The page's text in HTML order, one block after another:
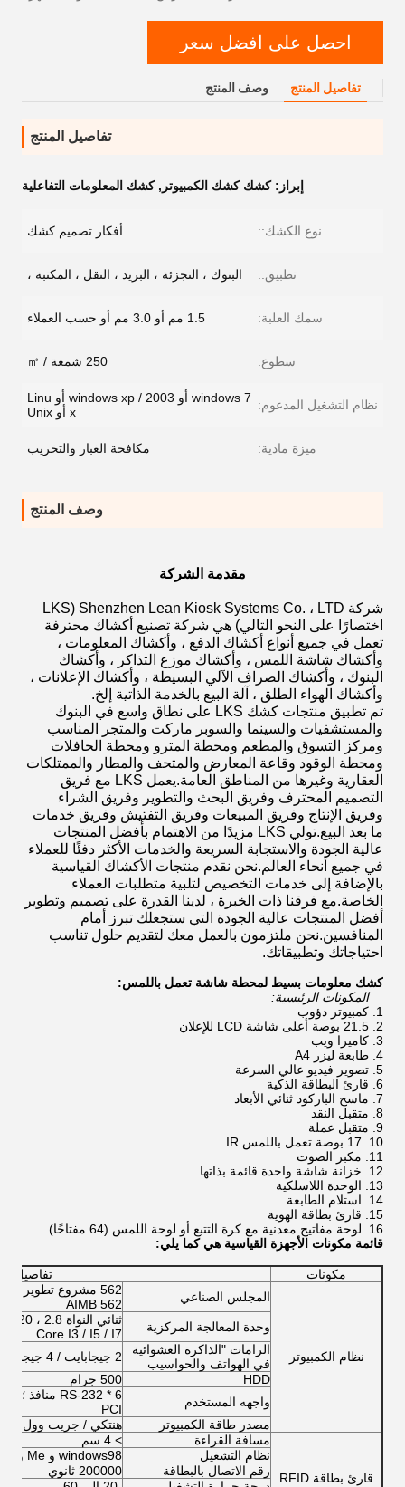
احصل على افضل سعر
تفاصيل المنتج وصف المنتج
تفاصيل المنتج
إبراز:كشك كشك الكمبيوتر ,كشك المعلومات التفاعلية
نوع الكشك:: أفكار تصميم كشك
تطبيق:: البنوك ، التجزئة ، البريد ، النقل ، المكتبة ،
سمك العلبة: 1.5 مم أو 3.0 مم أو حسب العملاء
سطوع: 250 شمعة / ㎡
نظام التشغيل المدعوم:
windows 7 أو windows xp / 2003 أو Linu
x أو Unix
ميزة مادية: مكافحة الغبار والتخريب
وصف المنتج
مقدمة الشركة
شركة Shenzhen Lean Kiosk Systems Co. ، LTD (LKS
اختصارًا على النحو التالي) هي شركة تصنيع أكشاك محترفة
تعمل في جميع أنواع أكشاك الدفع ، وأكشاك المعلومات ،
وأكشاك شاشة اللمس ، وأكشاك موزع التذاكر ، وأكشاك
البنوك ، وأكشاك الصراف الآلي البسيطة ، وأكشاك الإعلانات ،
وأكشاك الهواء الطلق ، آلة البيع بالخدمة الذاتية إلخ.
تم تطبيق منتجات كشك LKS على نطاق واسع في البنوك
والمستشفيات والسينما والسوبر ماركت والمتجر المناسب
ومركز التسوق والمطعم ومحطة المترو ومحطة الحافلات
ومحطة الوقود وقاعة المعارض والمتحف والمطار والممتلكات
العقارية وغيرها من المناطق العامة.يعمل LKS مع فريق
التصميم المحترف وفريق البحث والتطوير وفريق الشراء
وفريق الإنتاج وفريق المبيعات وفريق التفتيش وفريق خدمات
ما بعد البيع.تولي LKS مزيدًا من الاهتمام بأفضل المنتجات
عالية الجودة والاستجابة السريعة والخدمات الأكثر دفئًا للعملاء
في جميع أنحاء العالم.نحن نقدم منتجات الأكشاك القياسية
بالإضافة إلى خدمات التخصيص لتلبية متطلبات العملاء
الخاصة.مع فرقنا ذات الخبرة ، لدينا القدرة على تصميم وتطوير
أفضل المنتجات عالية الجودة التي ستجعلك تبرز أمام
المنافسين.نحن ملتزمون بالعمل معك لتقديم حلول تناسب
احتياجاتك وتطبيقاتك.
كشك معلومات بسيط لمحطة شاشة تعمل باللمس:
المكونات الرئيسية:
كمبيوتر دؤوب
21.5 بوصة أعلى شاشة LCD للإعلان
كاميرا ويب
طابعة ليزر A4
تصوير فيديو عالي السرعة
قارئ البطاقة الذكية
ماسح الباركود ثنائي الأبعاد
متقبل النقد
متقبل عملة
17 بوصة تعمل باللمس IR
مكبر الصوت
خزانة شاشة واحدة قائمة بذاتها
الوحدة اللاسلكية
استلام الطابعة
قارئ بطاقة الهوية
لوحة مفاتيح معدنية مع كرة التتبع أو لوحة اللمس (64 مفتاحًا)
قائمة مكونات الأجهزة القياسية هي كما يلي:
مكونات تفاصيل
نظام الكمبيوتر
المجلس الصناعي
AIMB 562
وحدة المعالجة المركزية
Core I3 / I5 / I7
الرامات "الذاكرة العشوائية
في الهواتف والحواسيب
2 جيجابايت / 4 جيجابايت / 8 جيجابايت
HDD
500 جرام
واجهه المستخدم
PCI
مصدر طاقة الكمبيوتر
هنتكي / جريت وول
قارئ بطاقة RFID
مسافة القراءة
> 4 سم
نظام التشغيل
windows98 و Me و XP و 2003 و Unix و Linux
رقم الاتصال بالبطاقة
200000 ثانوي